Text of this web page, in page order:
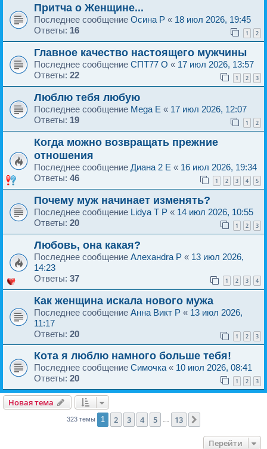
Притча о Женщине...
Последнее сообщение Осина P « 18 июл 2026, 19:45
Ответы: 16 1 2
Главное качество настоящего мужчины
Последнее сообщение СПТ77 O « 17 июл 2026, 13:57
Ответы: 22 1 2 3
Люблю тебя любую
Последнее сообщение Mega E « 17 июл 2026, 12:07
Ответы: 19 1 2
Когда можно возвращать прежние
отношения
Последнее сообщение Диана 2 E « 16 июл 2026, 19:34
Ответы: 46 1 2 3 4 5
Почему муж начинает изменять?
Последнее сообщение Lidya T P « 14 июл 2026, 10:55
Ответы: 20 1 2 3
Любовь, она какая?
Последнее сообщение Алеxанdra P « 13 июл 2026,
14:23
Ответы: 37 1 2 3 4
Как женщина искала нового мужа
Последнее сообщение Анна Викт P « 13 июл 2026,
11:17
Ответы: 20 1 2 3
Кота я люблю намного больше тебя!
Последнее сообщение Симочка« 10 июл 2026, 08:41
Ответы: 20 1 2 3
Новая тема
323 темы 1 2 3 4 5 … 13
Перейти